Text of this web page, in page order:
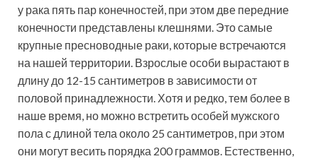
у рака пять пар конечностей, при этом две передние
конечности представлены клешнями. Это самые
крупные пресноводные раки, которые встречаются
на нашей территории. Взрослые особи вырастают в
длину до 12-15 сантиметров в зависимости от
половой принадлежности. Хотя и редко, тем более в
наше время, но можно встретить особей мужского
пола с длиной тела около 25 сантиметров, при этом
они могут весить порядка 200 граммов. Естественно,